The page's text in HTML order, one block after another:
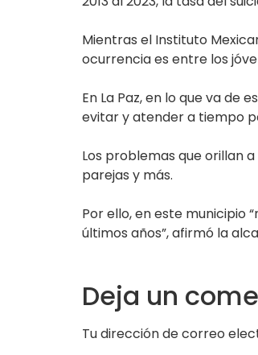
Mientras el Instituto
ocurrencia es entre los
En La Paz, en lo que va de
evitar y atender a tiempo
Los problemas que orillan
parejas y más.
Por ello, en este municipio
últimos años”, afirmó la
Deja un
Tu dirección de correo